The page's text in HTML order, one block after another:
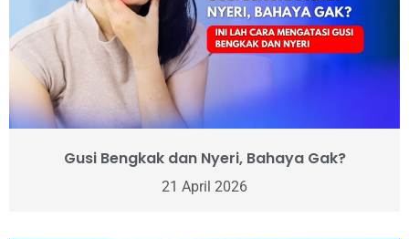
Gusi Bengkak dan Nyeri, Bahaya Gak?
21 April 2026